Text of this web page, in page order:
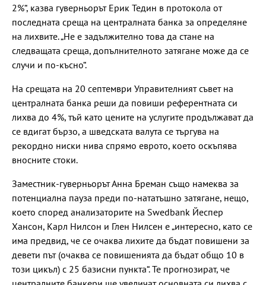
2%“, казва гуверньорът Ерик Тедин в протокола от
последната среща на централната банка за определяне
на лихвите. „Не е задължително това да стане на
следващата среща, допълнителното затягане може да се
случи и по-късно“.
На срещата на 20 септември Управителният съвет на
централната банка реши да повиши референтната си
лихва до 4%, тъй като цените на услугите продължават да
се вдигат бързо, а шведската валута се търгува на
рекордно ниски нива спрямо еврото, което оскъпява
вносните стоки.
Заместник-гуверньорът Анна Бреман също намеква за
потенциална пауза преди по-нататъшно затягане, нещо,
което според анализаторите на Swedbank Йеспер
Хансон, Карл Нилсон и Глен Нилсен е „интересно, като се
има предвид, че се очаква лихите да бъдат повишени за
девети път (очаква се повишенията да бъдат общо 10 в
този цикъл) с 25 базисни пункта“. Те прогнозират, че